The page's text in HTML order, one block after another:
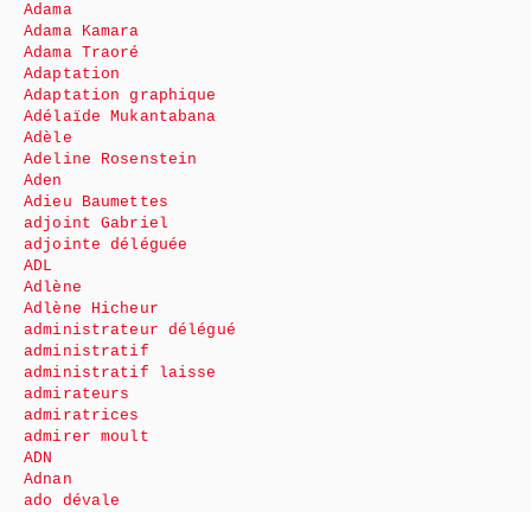
Adama
Adama Kamara
Adama Traoré
Adaptation
Adaptation graphique
Adélaïde Mukantabana
Adèle
Adeline Rosenstein
Aden
Adieu Baumettes
adjoint Gabriel
adjointe déléguée
ADL
Adlène
Adlène Hicheur
administrateur délégué
administratif
administratif laisse
admirateurs
admiratrices
admirer moult
ADN
Adnan
ado dévale